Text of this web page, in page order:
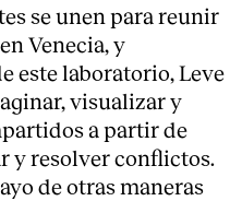
se unen para reunir
Venecia, y
este laboratorio, Leve
visualizar y
a partir de
y resolver conflictos.
de otras maneras